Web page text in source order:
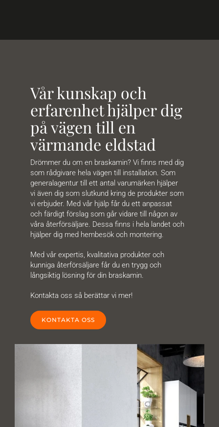
Vår kunskap och
erfarenhet hjälper dig
på vägen till en
värmande eldstad
Drömmer du om en braskamin? Vi finns med dig
som rådgivare hela vägen till installation. Som
generalagentur till ett antal varumärken hjälper
vi även dig som slutkund kring de produkter som
vi erbjuder. Med vår hjälp får du ett anpassat
och färdigt förslag som går vidare till någon av
våra återförsäljare. Dessa finns i hela landet och
hjälper dig med hembesök och montering.
Med vår expertis, kvalitativa produkter och
kunniga återförsäljare får du en trygg och
långsiktig lösning för din braskamin.
Kontakta oss så berättar vi mer!
KONTAKTA OSS